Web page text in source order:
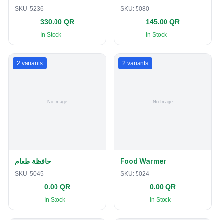
SKU: 5236
330.00 QR
In Stock
SKU: 5080
145.00 QR
In Stock
2 variants
حافظة طعام
SKU: 5045
0.00 QR
In Stock
2 variants
Food Warmer
SKU: 5024
0.00 QR
In Stock